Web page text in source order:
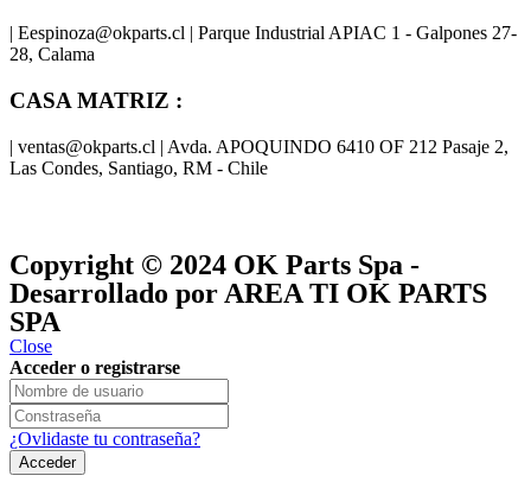
| Eespinoza@okparts.cl | Parque Industrial APIAC 1 - Galpones 27-
28, Calama
CASA MATRIZ :
| ventas@okparts.cl | Avda. APOQUINDO 6410 OF 212 Pasaje 2,
Las Condes, Santiago, RM - Chile
Copyright © 2024 OK Parts Spa -
Desarrollado por AREA TI OK PARTS
SPA
Close
Acceder o registrarse
¿Ovlidaste tu contraseña?